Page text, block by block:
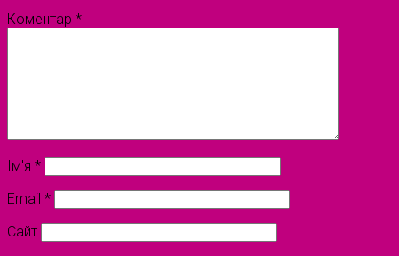
Коментар *
Ім'я *
Email *
Сайт